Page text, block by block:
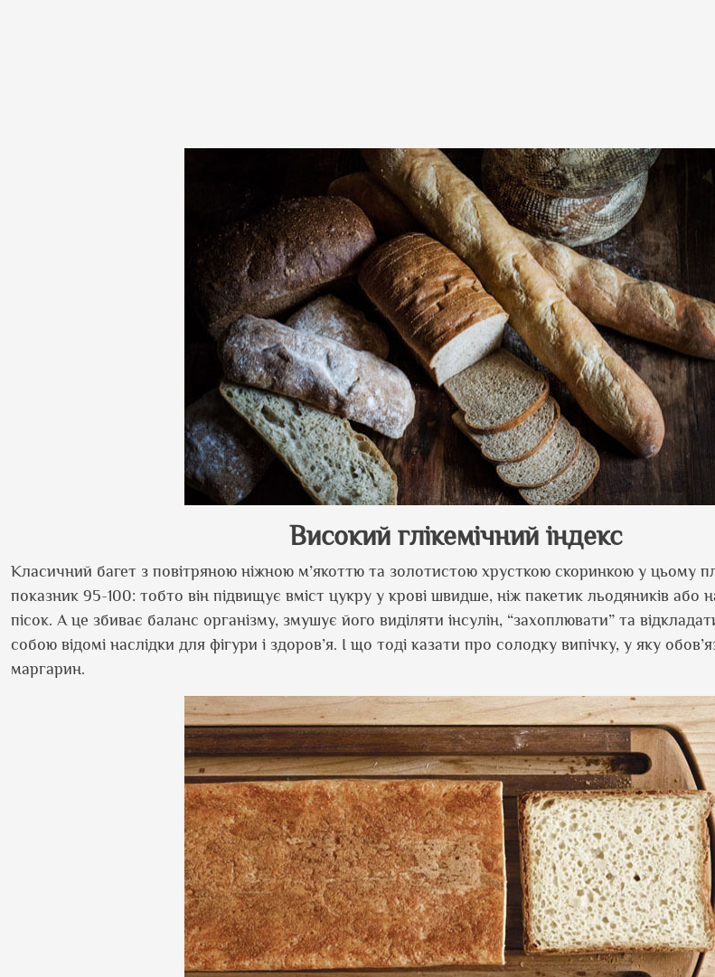
Високий глікемічний індекс
Класичний багет з повітряною ніжною м’якоттю та золотистою хрусткою скоринкою у цьому
показник 95-100: тобто він підвищує вміст цукру у крові швидше, ніж пакетик льодяників або
пісок. А це збиває баланс організму, змушує його виділяти інсулін, “захоплювати” та
собою відомі наслідки для фігури і здоров’я. І що тоді казати про солодку випічку, у яку обов’
маргарин.